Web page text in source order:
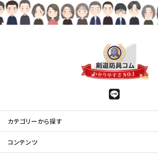
カテゴリーから探す
コンテンツ